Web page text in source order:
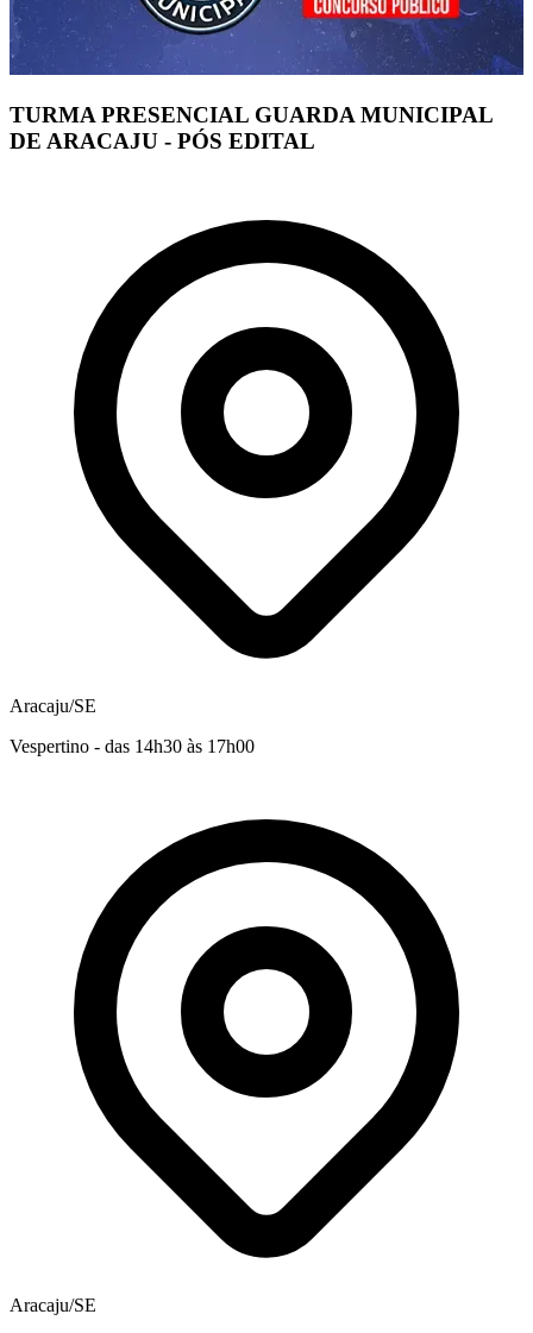
TURMA PRESENCIAL GUARDA MUNICIPAL
DE ARACAJU - PÓS EDITAL
Aracaju/SE
Vespertino - das 14h30 às 17h00
Aracaju/SE